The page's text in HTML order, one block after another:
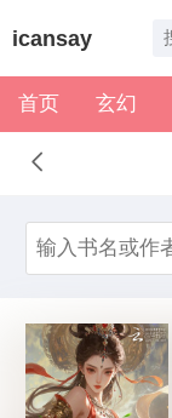
icansay
首页 玄幻